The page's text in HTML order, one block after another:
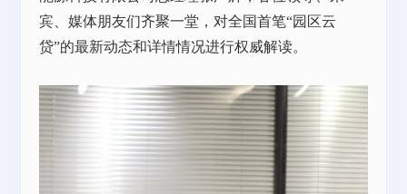
宾、媒体朋友们齐聚一堂，对全国首笔“园区云
贷”的最新动态和详情情况进行权威解读。